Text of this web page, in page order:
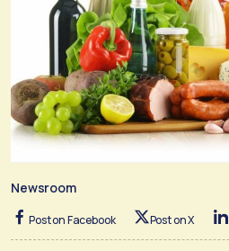
Newsroom
Post on Facebook Post on X